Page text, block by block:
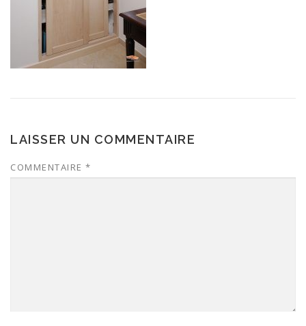
LAISSER UN COMMENTAIRE
COMMENTAIRE *